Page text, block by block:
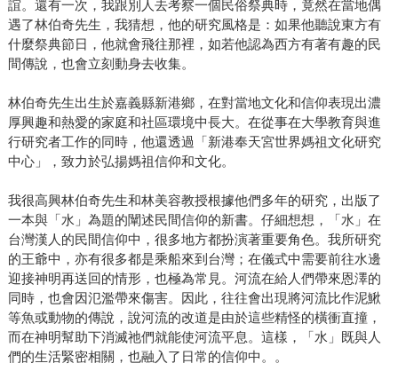
誼。還有一次，我跟別人去考察一個民俗祭典時，竟然在當地偶
遇了林伯奇先生，我猜想，他的研究風格是：如果他聽說東方有
什麼祭典節日，他就會飛往那裡，如若他認為西方有著有趣的民
間傳說，也會立刻動身去收集。
林伯奇先生出生於嘉義縣新港鄉，在對當地文化和信仰表現出濃
厚興趣和熱愛的家庭和社區環境中長大。在從事在大學教育與進
行研究者工作的同時，他還透過「新港奉天宮世界媽祖文化研究
中心」，致力於弘揚媽祖信仰和文化。
我很高興林伯奇先生和林美容教授根據他們多年的研究，出版了
一本與「水」為題的闡述民間信仰的新書。仔細想想，「水」在
台灣漢人的民間信仰中，很多地方都扮演著重要角色。我所研究
的王爺中，亦有很多都是乘船來到台灣；在儀式中需要前往水邊
迎接神明再送回的情形，也極為常見。河流在給人們帶來恩澤的
同時，也會因氾濫帶來傷害。因此，往往會出現將河流比作泥鰍
等魚或動物的傳說，說河流的改道是由於這些精怪的橫衝直撞，
而在神明幫助下消滅祂們就能使河流平息。這樣，「水」既與人
們的生活緊密相關，也融入了日常的信仰中。。